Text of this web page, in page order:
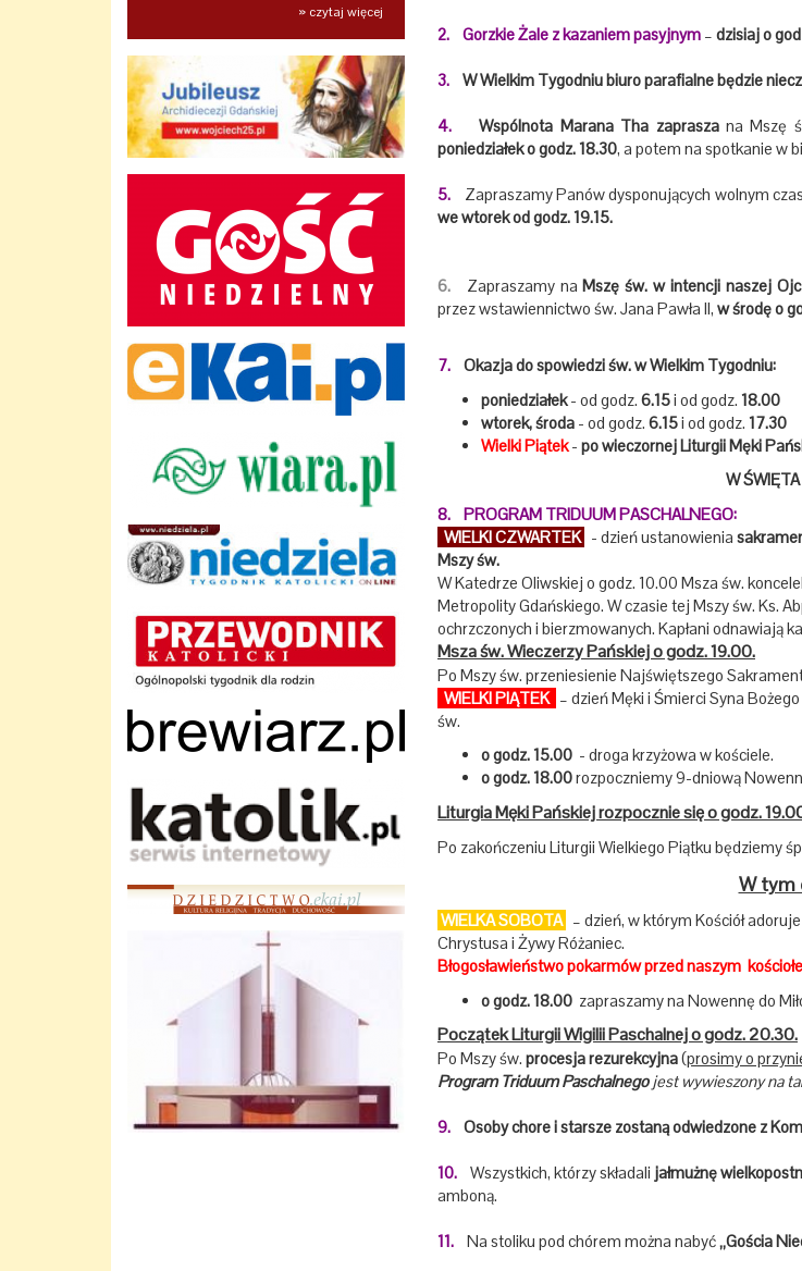
» czytaj więcej
2. Gorzkie Żale z kazaniem pasyjnym – dzisiaj o
3. W Wielkim Tygodniu biuro parafialne będzie
4. Wspólnota Marana Tha zapraszana Mszę
poniedziałek o godz. 18.30, a potem na spotkanie w
5. Zapraszamy Panów dysponujących wolnym
we wtorek od godz. 19.15.
6. Zapraszamy naMszę św. w intencji naszej
przez wstawiennictwo św. Jana Pawła II, w środę o
7.
Okazja do spowiedzi św. w Wielkim Tygodniu:
poniedziałek- od godz. 6.15i od godz. 18.00
wtorek, środa - od godz. 6.15i od godz. 17.30
Wielki Piątek - po wieczornej Liturgii Męki
W
8. PROGRAM TRIDUUM PASCHALNEGO:
WIELKI CZWARTEK - dzień ustanowienia
Mszy św.
W Katedrze Oliwskiej o godz. 10.00 Msza św.
Metropolity Gdańskiego. W czasie tej Mszy św. Ks.
ochrzczonych i bierzmowanych. Kapłani odnawiają
Msza św. Wieczerzy Pańskiej o godz. 19.00.
Po Mszy św. przeniesienie Najświętszego
WIELKI PIĄTEK – dzień Męki i Śmierci Syna
św.
o godz. 15.00 - droga krzyżowa w kościele.
o godz. 18.00rozpoczniemy 9-dniową
Liturgia Męki Pańskiej rozpocznie się o godz.
Po zakończeniu Liturgii Wielkiego Piątku będziemy
W tym
WIELKA SOBOTA – dzień, w którym Kościół
Chrystusa i Żywy Różaniec.
Błogosławieństwo pokarmów przed naszym
o godz. 18.00 zapraszamy na Nowennę do
Początek Liturgii Wigilii Paschalnej o godz. 20.30.
Po Mszy św. procesja rezurekcyjna(prosimy o
Program Triduum Paschalnegojest wywieszony na
9. Osoby chore i starsze zostaną odwiedzone z
10. Wszystkich, którzy składali jałmużnę
amboną.
11. Na stoliku pod chórem można nabyć„Gościa